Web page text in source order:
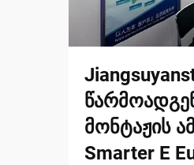
მონტაჟის
Smarter E